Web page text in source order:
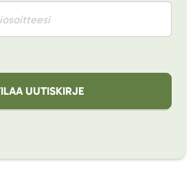
UUTISKIRJE